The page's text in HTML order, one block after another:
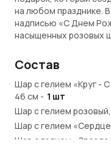
на любом празднике.
надписью «С Днем
насыщенных розовых
праздничное
Преимущества:
Шар с
торжественный
Розовое сердце и
выразительности
Состав
Шар с гелием «Круг -
46 см - 1 шт
Шар с гелием
Шар с гелием
Шар с гелием